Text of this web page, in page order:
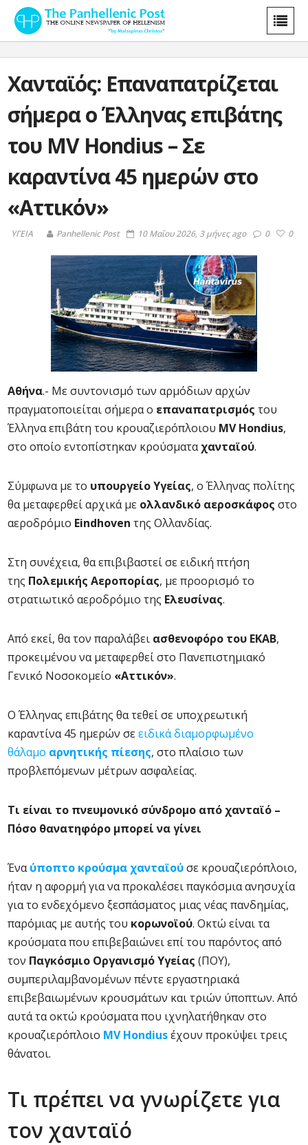
Χανταϊός: Επαναπατρίζεται
σήμερα ο Έλληνας επιβάτης
του MV Hondius – Σε
καραντίνα 45 ημερών στο
«Αττικόν»
ΥΓΕΙΑ Panhellenic Post 10 Μαΐου 2026, 3 μήνες ago 0 0
Αθήνα.- Με συντονισμό των αρμόδιων αρχών
πραγματοποιείται σήμερα ο επαναπατρισμός του
Έλληνα επιβάτη του κρουαζιερόπλοιου MV Hondius,
στο οποίο εντοπίστηκαν κρούσματαχανταϊού.
Σύμφωνα με το υπουργείο Υγείας, ο Έλληνας πολίτης
θα μεταφερθεί αρχικά με ολλανδικό αεροσκάφος στο
αεροδρόμιο Eindhoven της Ολλανδίας.
Στη συνέχεια, θα επιβιβαστεί σε ειδική πτήση
της Πολεμικής Αεροπορίας, με προορισμό το
στρατιωτικό αεροδρόμιο της Ελευσίνας.
Από εκεί, θα τον παραλάβει ασθενοφόρο του ΕΚΑΒ,
προκειμένου να μεταφερθεί στο Πανεπιστημιακό
Γενικό Νοσοκομείο «Αττικόν».
Ο Έλληνας επιβάτης θα τεθεί σε υποχρεωτική
καραντίνα 45 ημερών σεειδικά διαμορφωμένο
θάλαμο αρνητικής πίεσης, στο πλαίσιο των
προβλεπόμενων μέτρων ασφαλείας.
Τι είναι το πνευμονικό σύνδρομο από χανταϊό –
Πόσο θανατηφόρο μπορεί να γίνει
Έναύποπτο κρούσμα χανταϊούσε κρουαζιερόπλοιο,
ήταν η αφορμή για να προκαλέσει παγκόσμια ανησυχία
για το ενδεχόμενο ξεσπάσματος μιας νέας πανδημίας,
παρόμιας με αυτής του κορωνοϊού. Οκτώ είναι τα
κρούσματα που επιβεβαιώνει επί του παρόντος από
τον Παγκόσμιο Οργανισμό Υγείας (ΠΟΥ),
συμπεριλαμβανομένων πέντε εργαστηριακά
επιβεβαιωμένων κρουσμάτων και τριών ύποπτων. Από
αυτά τα οκτώ κρούσματα που ιχνηλατήθηκαν στο
κρουαζιερόπλοιο MV Hondiusέχουν προκύψει τρεις
θάνατοι.
Τι πρέπει να γνωρίζετε για
τον χανταϊό